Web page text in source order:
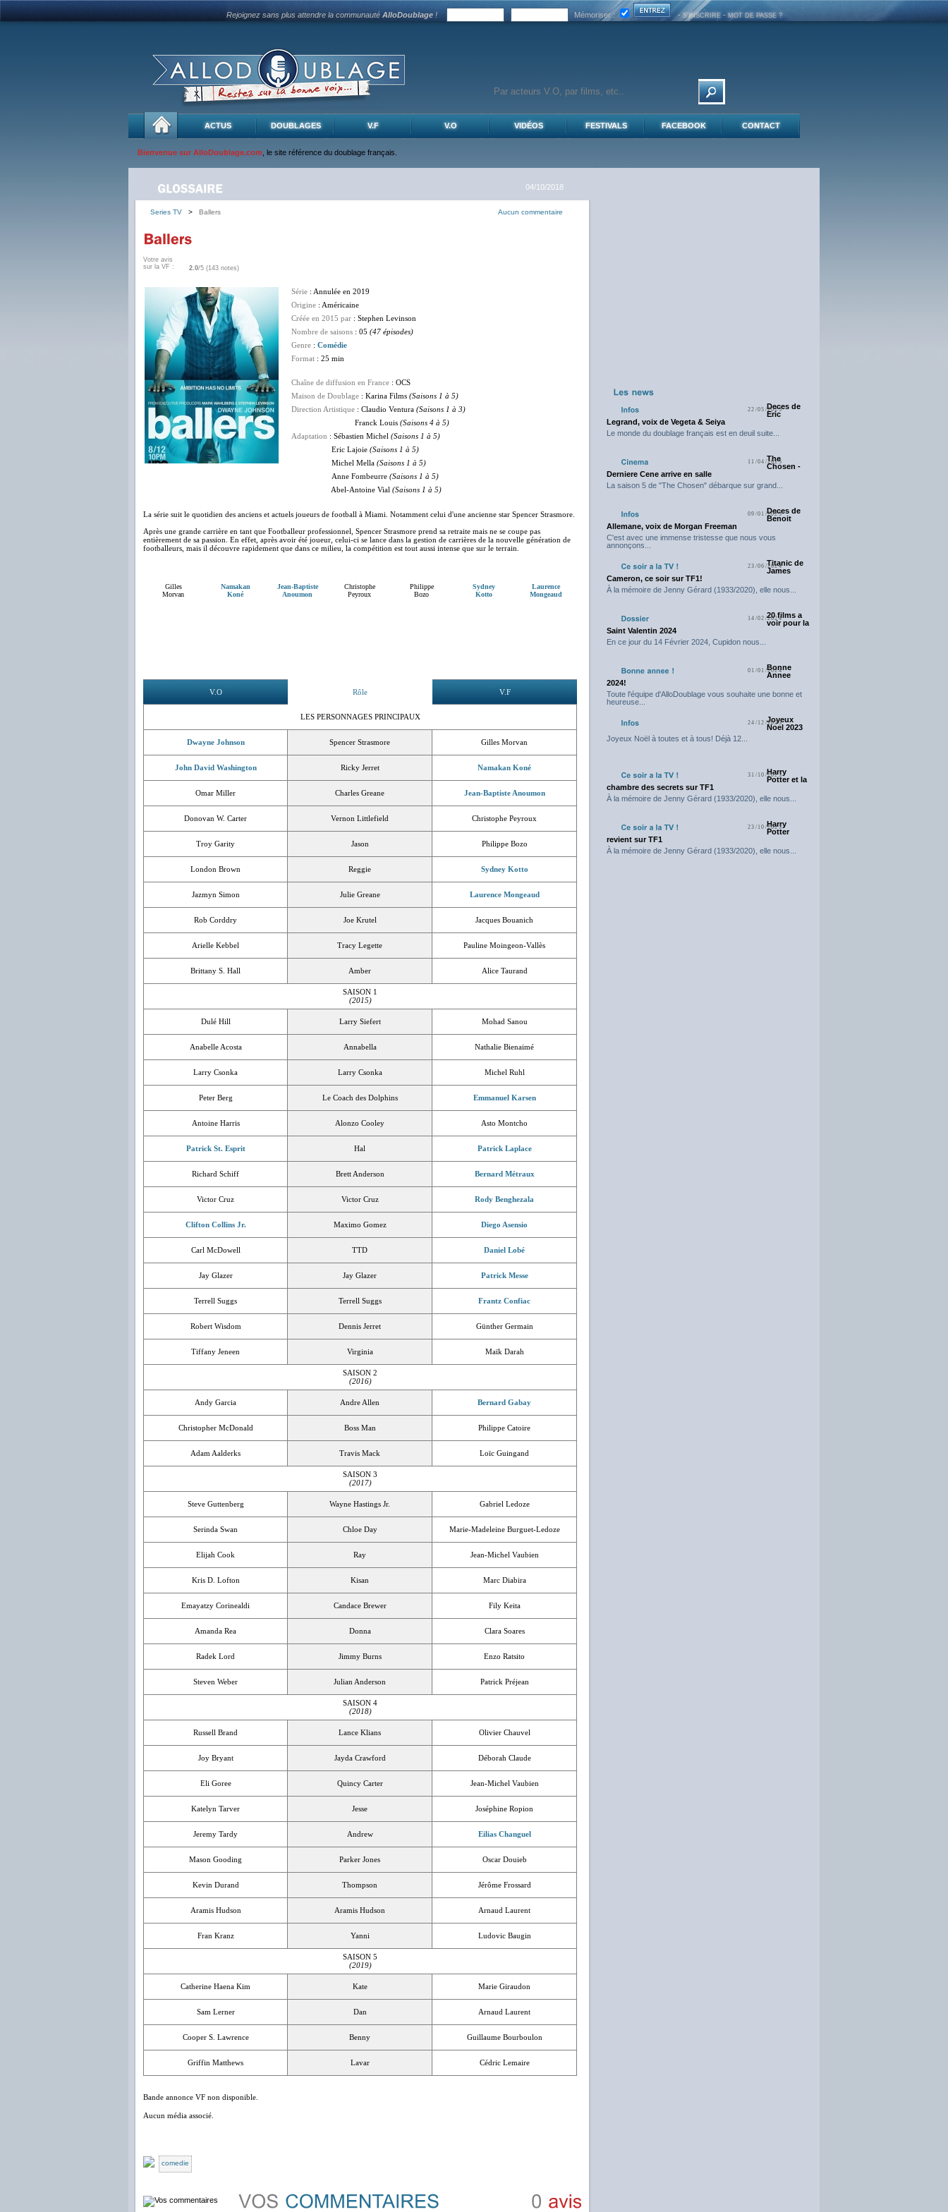
Rejoignez sans plus attendre la communautéAlloDoublage ! Mémoriser : -S'INSCRIRE -MOT DE PASSE ?
ACTUS DOUBLAGES V.F V.O VIDÉOS FESTIVALS FACEBOOK CONTACT
Bienvenue sur AlloDoublage.com , le site référence du doublage français.
04/10/2018
Series TV > Ballers Aucun commentaire
Votre avis
sur la VF :
2.0/5 (143 notes)
Série : Annulée en 2019
Origine : Américaine
Créée en 2015 par : Stephen Levinson
Nombre de saisons : 05 (47 épisodes)
Genre : Comédie
Format : 25 min
Chaîne de diffusion en France : OCS
Maison de Doublage : Karina Films (Saisons 1 à 5)
Direction Artistique : Claudio Ventura (Saisons 1 à 3)
Franck Louis (Saisons 4 à 5)
Adaptation : Sébastien Michel (Saisons 1 à 5)
Eric Lajoie (Saisons 1 à 5)
Michel Mella (Saisons 1 à 5)
Anne Fombeurre (Saisons 1 à 5)
Abel-Antoine Vial (Saisons 1 à 5)
La série suit le quotidien des anciens et actuels joueurs de football à Miami. Notamment celui d'une ancienne star Spencer Strasmore.
Après une grande carrière en tant que Footballeur professionnel, Spencer Strasmore prend sa retraite mais ne se coupe pas
entièrement de sa passion. En effet, après avoir été joueur, celui-ci se lance dans la gestion de carrières de la nouvelle génération de
footballeurs, mais il découvre rapidement que dans ce milieu, la compétition est tout aussi intense que sur le terrain.
Gilles
Morvan
Namakan
Koné
Jean-Baptiste
Anoumon
Christophe
Peyroux
Philippe
Bozo
Sydney
Kotto
Laurence
Mongeaud
V.O Rôle V.F
LES PERSONNAGES PRINCIPAUX
Dwayne Johnson Spencer Strasmore Gilles Morvan
John David Washington Ricky Jerret Namakan Koné
Omar Miller Charles Greane Jean-Baptiste Anoumon
Donovan W. Carter Vernon Littlefield Christophe Peyroux
Troy Garity Jason Philippe Bozo
London Brown Reggie Sydney Kotto
Jazmyn Simon Julie Greane Laurence Mongeaud
Rob Corddry Joe Krutel Jacques Bouanich
Arielle Kebbel Tracy Legette Pauline Moingeon-Vallès
Brittany S. Hall Amber Alice Taurand
SAISON 1
(2015)
Dulé Hill Larry Siefert Mohad Sanou
Anabelle Acosta Annabella Nathalie Bienaimé
Larry Csonka Larry Csonka Michel Ruhl
Peter Berg Le Coach des Dolphins Emmanuel Karsen
Antoine Harris Alonzo Cooley Asto Montcho
Patrick St. Esprit Hal Patrick Laplace
Richard Schiff Brett Anderson Bernard Métraux
Victor Cruz Victor Cruz Rody Benghezala
Clifton Collins Jr. Maximo Gomez Diego Asensio
Carl McDowell TTD Daniel Lobé
Jay Glazer Jay Glazer Patrick Messe
Terrell Suggs Terrell Suggs Frantz Confiac
Robert Wisdom Dennis Jerret Günther Germain
Tiffany Jeneen Virginia Maïk Darah
SAISON 2
(2016)
Andy Garcia Andre Allen Bernard Gabay
Christopher McDonald Boss Man Philippe Catoire
Adam Aalderks Travis Mack Loïc Guingand
SAISON 3
(2017)
Steve Guttenberg Wayne Hastings Jr. Gabriel Ledoze
Serinda Swan Chloe Day Marie-Madeleine Burguet-Ledoze
Elijah Cook Ray Jean-Michel Vaubien
Kris D. Lofton Kisan Marc Diabira
Emayatzy Corinealdi Candace Brewer Fily Keita
Amanda Rea Donna Clara Soares
Radek Lord Jimmy Burns Enzo Ratsito
Steven Weber Julian Anderson Patrick Préjean
SAISON 4
(2018)
Russell Brand Lance Klians Olivier Chauvel
Joy Bryant Jayda Crawford Déborah Claude
Eli Goree Quincy Carter Jean-Michel Vaubien
Katelyn Tarver Jesse Joséphine Ropion
Jeremy Tardy Andrew Eilias Changuel
Mason Gooding Parker Jones Oscar Douieb
Kevin Durand Thompson Jérôme Frossard
Aramis Hudson Aramis Hudson Arnaud Laurent
Fran Kranz Yanni Ludovic Baugin
SAISON 5
(2019)
Catherine Haena Kim Kate Marie Giraudon
Sam Lerner Dan Arnaud Laurent
Cooper S. Lawrence Benny Guillaume Bourboulon
Griffin Matthews Lavar Cédric Lemaire
Bande annonce VF non disponible.
Aucun média associé.
comedie
22/05/2025Deces de
Eric
Legrand, voix de Vegeta & Seiya
Le monde du doublage français est en deuil suite...
11/04/2025
The
Chosen -
Derniere Cene arrive en salle
La saison 5 de "The Chosen" débarque sur grand...
09/01/2025Deces de
Benoit
Allemane, voix de Morgan Freeman
C'est avec une immense tristesse que nous vous
annonçons...
23/06/2024Titanic de
James
Cameron, ce soir sur TF1!
À la mémoire de Jenny Gérard (1933/2020), elle nous...
14/02/202420 films a
voir pour la
Saint Valentin 2024
En ce jour du 14 Février 2024, Cupidon nous...
01/01/2024
Bonne
Annee
2024!
Toute l'équipe d'AlloDoublage vous souhaite une bonne et
heureuse...
24/12/2023
Joyeux
Noel 2023
Joyeux Noël à toutes et à tous! Déjà 12...
31/10/2023
Harry
Potter et la
chambre des secrets sur TF1
À la mémoire de Jenny Gérard (1933/2020), elle nous...
23/10/2023
Harry
Potter
revient sur TF1
À la mémoire de Jenny Gérard (1933/2020), elle nous...